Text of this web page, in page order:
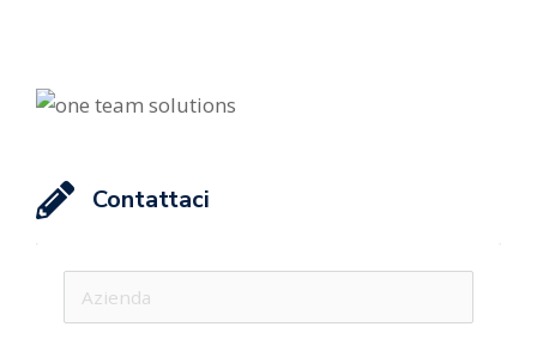
Contattaci